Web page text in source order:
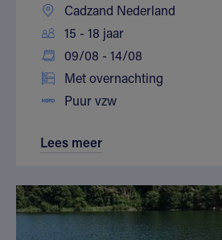
Cadzand Nederland
15 - 18 jaar
09/08 - 14/08
Met overnachting
Puur vzw
Lees meer